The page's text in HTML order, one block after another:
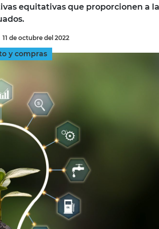
SUSCRÍBASE
equitativas que proporcionen a la
11 de octubre del 2022
y compras